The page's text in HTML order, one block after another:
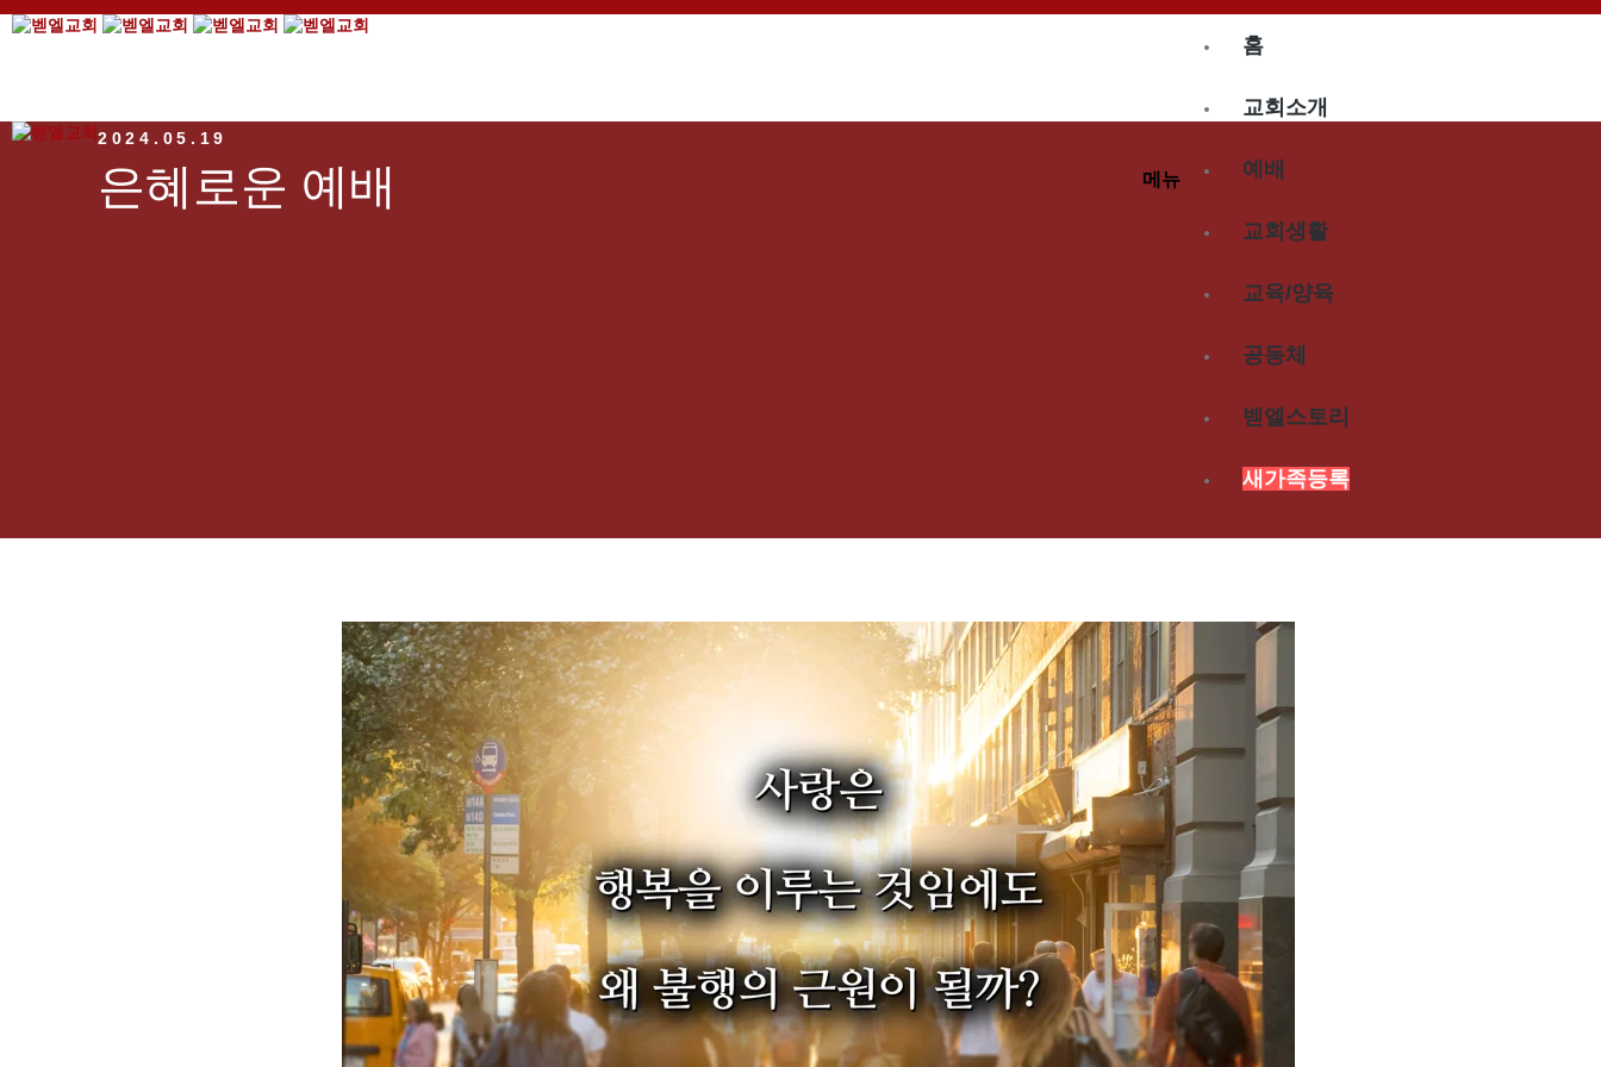
홈
교회소개
예배
교회생활
교육/양육
공동체
벧엘스토리
새가족등록
메뉴
2024.05.19
은혜로운 예배